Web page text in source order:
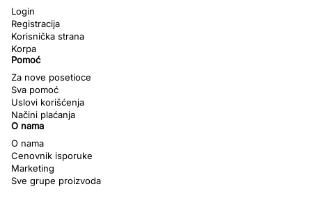
Login
Registracija
Korisnička strana
Korpa
Pomoć
Za nove posetioce
Sva pomoć
Uslovi korišćenja
Načini plaćanja
O nama
O nama
Cenovnik isporuke
Marketing
Sve grupe proizvoda